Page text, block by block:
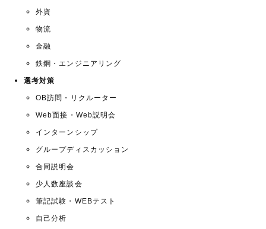
外資
物流
金融
鉄鋼・エンジニアリング
選考対策
OB訪問・リクルーター
Web面接・Web説明会
インターンシップ
グループディスカッション
合同説明会
少人数座談会
筆記試験・WEBテスト
自己分析